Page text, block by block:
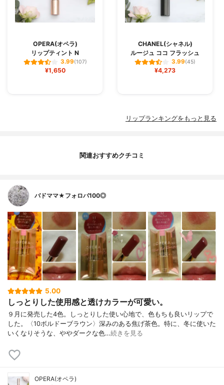
OPERA(オペラ)
リップティント N
3.99(107)
¥1,650
CHANEL(シャネル)
ルージュ ココ フラッシュ
3.99(45)
¥4,273
リップランキングをもっと見る
関連おすすめクチコミ
バドママ★フォロバ100◎
5.00
しっとりした使用感と透けカラーが可愛い。
９月に発売した4色。しっとりした使い心地で、色もちも良いリップで
した。〈10ボルドーブラウン〉深みのある焦げ茶色。特に、冬に使いた
いくなりそうな、ややダークな色…続きを見る
OPERA(オペラ)